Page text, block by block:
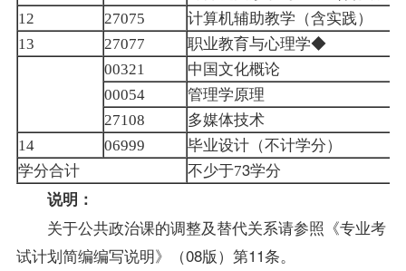
12 27075 计算机辅助教学（含实践）
13 27077 职业教育与心理学◆
00321 中国文化概论
00054 管理学原理
27108 多媒体技术
14 06999
毕业设计（不计学分）
学分合计
不少于73学分
说明：
关于公共政治课的调整及替代关系请参照《专业考
试计划简编编写说明》（08版）第11条。